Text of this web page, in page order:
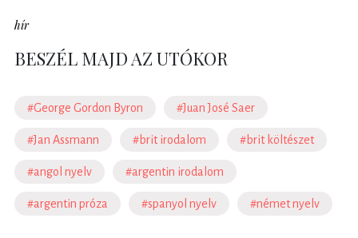
hír
BESZÉL MAJD AZ UTÓKOR
#George Gordon Byron #Juan José Saer
#Jan Assmann #brit irodalom #brit költészet
#angol nyelv #argentin irodalom
#argentin próza #spanyol nyelv #német nyelv